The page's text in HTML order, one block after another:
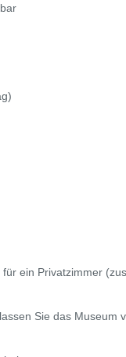
ein Privatzimmer
Sie das Museum